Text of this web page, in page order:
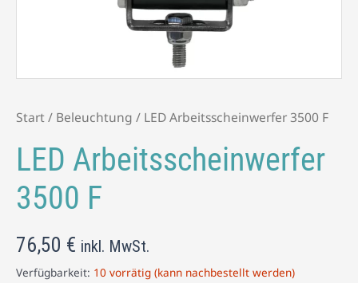
Start/ Beleuchtung / LED Arbeitsscheinwerfer 3500 F
LED Arbeitsscheinwerfer
3500 F
76,50 € inkl. MwSt.
Verfügbarkeit: 10 vorrätig (kann nachbestellt werden)